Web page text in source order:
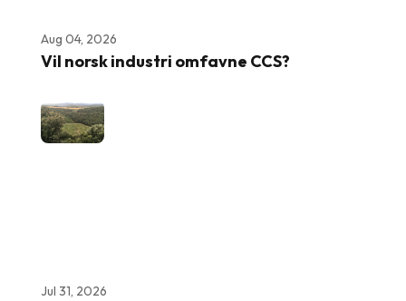
Aug 04, 2026
Vil norsk industri omfavne CCS?
Jul 31, 2026